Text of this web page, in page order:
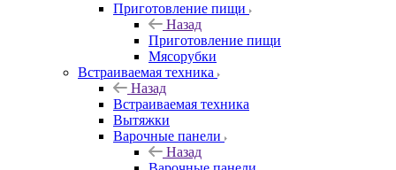
Приготовление пищи
Назад
Приготовление пищи
Мясорубки
Встраиваемая техника
Назад
Встраиваемая техника
Вытяжки
Варочные панели
Назад